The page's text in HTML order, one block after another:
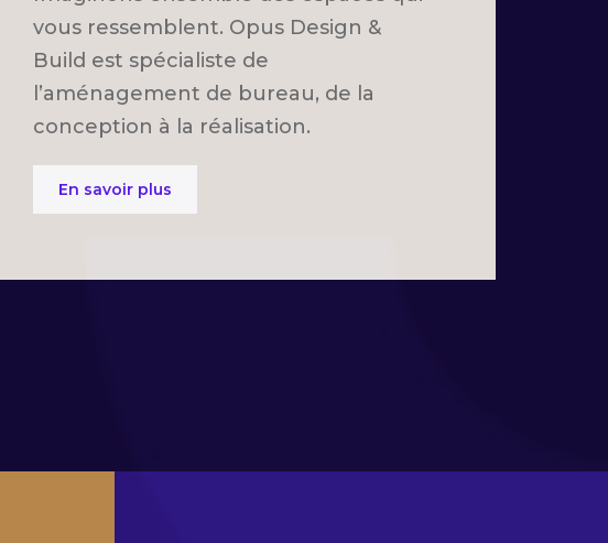
vous ressemblent. Opus Design &
Build est spécialiste de
l’aménagement de bureau, de la
conception à la réalisation.
En savoir plus